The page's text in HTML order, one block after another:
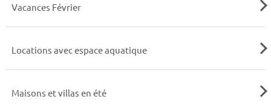
Vacances Février
Locations avec espace aquatique
Maisons et villas en été